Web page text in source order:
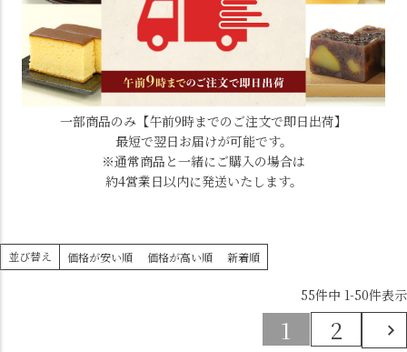
一部商品のみ【午前9時までのご注文で即日出荷】
最短で翌日お届けが可能です。
※通常商品と一緒にご購入の場合は
約4営業日以内に発送いたします。
並び替え 価格が安い順 価格が高い順 新着順
55件中 1-50件表示
1 2